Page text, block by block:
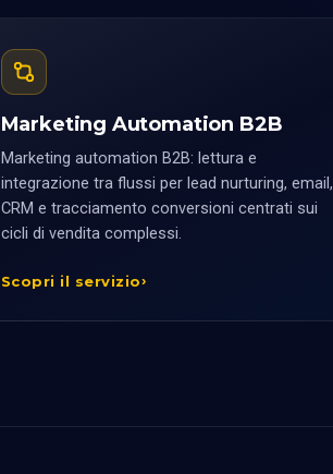
Marketing Automation B2B
Marketing automation B2B: lettura e
integrazione tra flussi per lead nurturing, email,
CRM e tracciamento conversioni centrati sui
cicli di vendita complessi.
Scopri il servizio